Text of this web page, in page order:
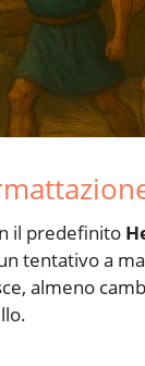
il predefinito
tentativo a
almeno